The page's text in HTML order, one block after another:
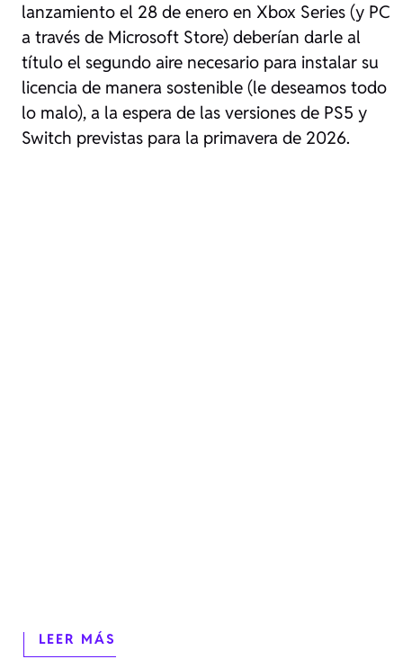
lanzamiento el 28 de enero en Xbox Series (y PC
a través de Microsoft Store) deberían darle al
título el segundo aire necesario para instalar su
licencia de manera sostenible (le deseamos todo
lo malo), a la espera de las versiones de PS5 y
Switch previstas para la primavera de 2026.
LEER MÁS